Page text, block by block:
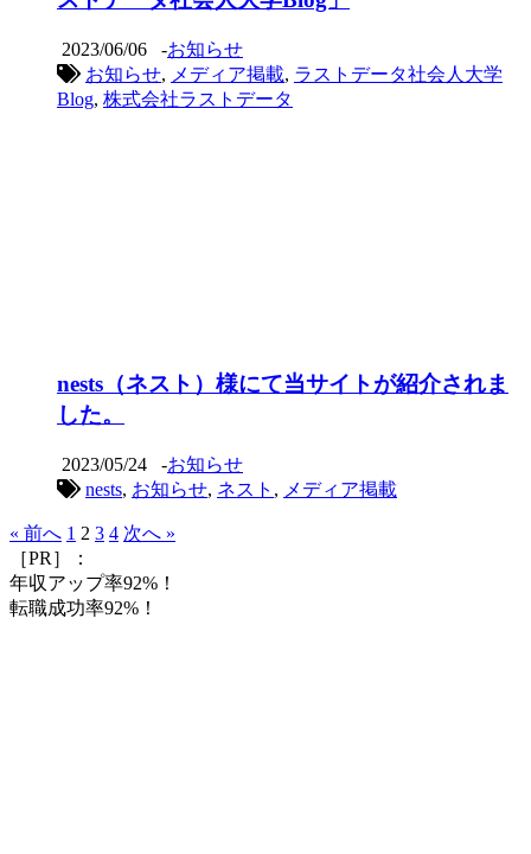
2023/06/06 -お知らせ
お知らせ, メディア掲載, ラストデータ社会人大学
Blog, 株式会社ラストデータ
nests（ネスト）様にて当サイトが紹介されま
した。
2023/05/24 -お知らせ
nests, お知らせ, ネスト , メディア掲載
« 前へ 1 2 3 4 次へ »
［PR］：
年収アップ率92%！
転職成功率92%！